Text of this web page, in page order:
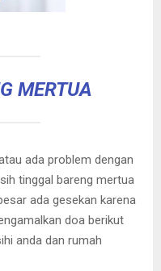
MERTUA
ada problem dengan
tinggal bareng mertua
ada gesekan karena
doa berikut
anda dan rumah